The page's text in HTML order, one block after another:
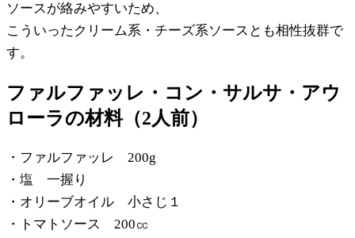
ソースが絡みやすいため、
こういったクリーム系・チーズ系ソースとも相性抜群で
す。
ファルファッレ・コン・サルサ・アウ
ローラの材料（2人前）
・ファルファッレ 200g
・塩 一握り
・オリーブオイル 小さじ１
・トマトソース 200㏄